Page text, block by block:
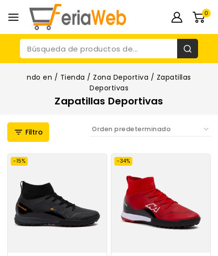
0
ndo en / Tienda / Zona Deportiva / Zapatillas
Deportivas
Zapatillas Deportivas
Filtro
-15% -34%